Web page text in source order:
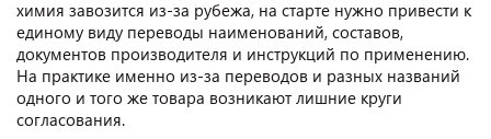
химия завозится из-за рубежа, на старте нужно привести к
единому виду переводы наименований, составов,
документов производителя и инструкций по применению.
На практике именно из-за переводов и разных названий
одного и того же товара возникают лишние круги
согласования.